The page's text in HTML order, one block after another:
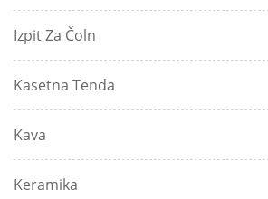
Izpit Za Čoln
Kasetna Tenda
Kava
Keramika